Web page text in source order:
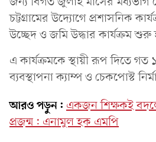
চট্টগ্রামের উদ্যোগে প্রশাসনিক
উচ্ছেদ ও জমি উদ্ধার কার্যক্রম শুরু
এ কার্যক্রমকে স্থায়ী রূপ দিতে গত
ব্যবস্থাপনা ক্যাম্প ও চেকপোস্ট
আরও পড়ুন: একজন শিক্ষকই
প্রজন্ম: এনামুল হক এমপি